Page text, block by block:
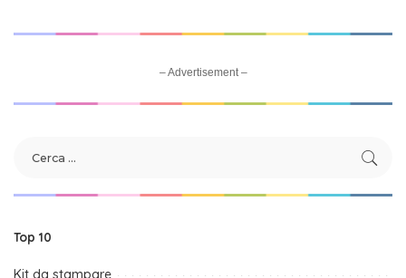
– Advertisement –
Top 10
Kit da stampare